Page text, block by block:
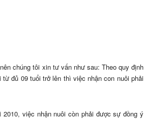
chúng tôi xin tư vấn như sau: Theo quy định
đủ 09 tuổi trở lên thì việc nhận con nuôi phải
việc nhận nuôi còn phải được sự đồng ý